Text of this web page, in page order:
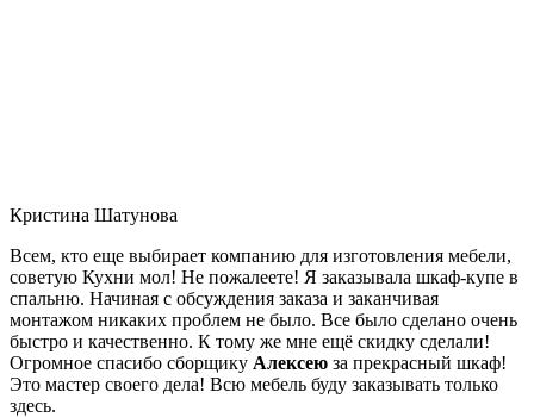
Кристина Шатунова
Всем, кто еще выбирает компанию для изготовления мебели,
советую Кухни мол! Не пожалеете! Я заказывала шкаф-купе в
спальню. Начиная с обсуждения заказа и заканчивая
монтажом никаких проблем не было. Все было сделано очень
быстро и качественно. К тому же мне ещё скидку сделали!
Огромное спасибо сборщику Алексею за прекрасный шкаф!
Это мастер своего дела! Всю мебель буду заказывать только
здесь.